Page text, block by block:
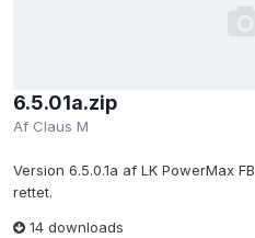
6.5.01a.zip
Af Claus M
Version 6.5.0.1a af LK PowerMax
rettet.
14 downloads